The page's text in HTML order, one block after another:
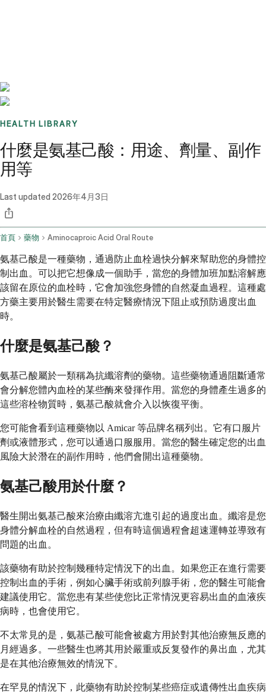
HEALTH LIBRARY
什麼是氨基己酸：用途、劑量、副作
用等
Last updated 2026年4月3日
首頁 藥物 Aminocaproic Acid Oral Route
氨基己酸是一種藥物，通過防止血栓過快分解來幫助您的身體控
制出血。可以把它想像成一個助手，當您的身體加班加點溶解應
該留在原位的血栓時，它會加強您身體的自然凝血過程。這種處
方藥主要用於醫生需要在特定醫療情況下阻止或預防過度出血
時。
什麼是氨基己酸？
氨基己酸屬於一類稱為抗纖溶劑的藥物。這些藥物通過阻斷通常
會分解您體內血栓的某些酶來發揮作用。當您的身體產生過多的
這些溶栓物質時，氨基己酸就會介入以恢復平衡。
您可能會看到這種藥物以 Amicar 等品牌名稱列出。它有口服片
劑或液體形式，您可以通過口服服用。當您的醫生確定您的出血
風險大於潛在的副作用時，他們會開出這種藥物。
氨基己酸用於什麼？
醫生開出氨基己酸來治療由纖溶亢進引起的過度出血。纖溶是您
身體分解血栓的自然過程，但有時這個過程會超速運轉並導致有
問題的出血。
該藥物有助於控制幾種特定情況下的出血。如果您正在進行需要
控制出血的手術，例如心臟手術或前列腺手術，您的醫生可能會
建議使用它。當您患有某些使您比正常情況更容易出血的血液疾
病時，也會使用它。
不太常見的是，氨基己酸可能會被處方用於對其他治療無反應的
月經過多。一些醫生也將其用於嚴重或反复發作的鼻出血，尤其
是在其他治療無效的情況下。
在罕見的情況下，此藥物有助於控制某些癌症或遺傳性出血疾病